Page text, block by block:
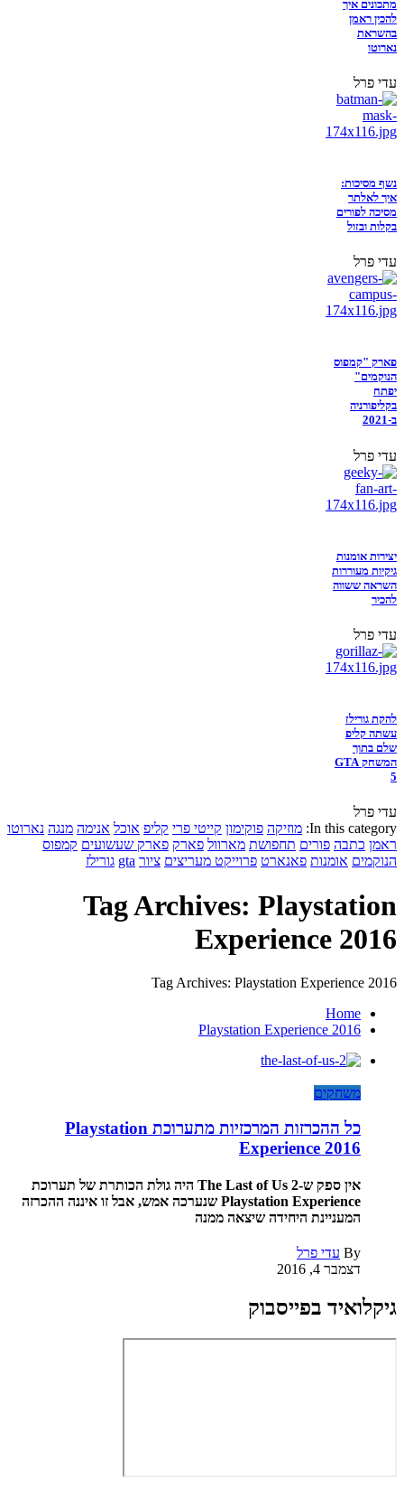
מתכונים איך
להכין ראמן
בהשראת
נארוטו
עדי פרל
נשף מסיכות:
איך לאלתר
מסיכה לפורים
בקלות ובזול
עדי פרל
פארק "קמפוס
הנוקמים"
יפתח
בקליפורניה
ב-2021
עדי פרל
יצירות אומנות
גיקיות מעוררות
השראה ששווה
להכיר
עדי פרל
להקת גורילז
עשתה קליפ
שלם בתוך
המשחק GTA
5
עדי פרל
In this category: מוזיקה פוקימון קייטי פרי קליפ אוכל אנימה מנגה נארוטו
ראמן כתבה פורים תחפושת מארוול פארק פארק שעשועים קמפוס
הנוקמים אומנות פאנארט פרוייקט מעריצים ציור gta גורילז
Tag Archives: Playstation
Experience 2016
Tag Archives: Playstation Experience 2016
Home
Playstation Experience 2016
משחקים
כל ההכרזות המרכזיות מתערוכת Playstation
Experience 2016
אין ספק ש-The Last of Us 2 היה גולת הכותרת של תערוכת
Playstation Experience שנערכה אמש, אבל זו איננה ההכרזה
המעניינת היחידה שיצאה ממנה
By עדי פרל
דצמבר 4, 2016
גיקלואיד בפייסבוק